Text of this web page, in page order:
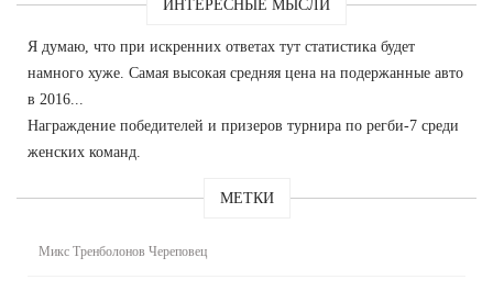
ИНТЕРЕСНЫЕ МЫСЛИ
Я думаю, что при искренних ответах тут статистика будет
намного хуже. Самая высокая средняя цена на подержанные авто
в 2016...
Награждение победителей и призеров турнира по регби-7 среди
женских команд.
МЕТКИ
Микс Тренболонов Череповец